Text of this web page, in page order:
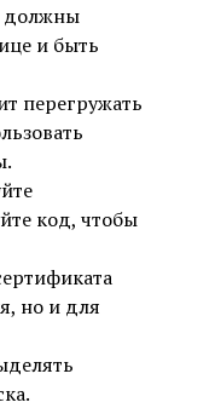
должны
и быть
перегружать
код, чтобы
но и для